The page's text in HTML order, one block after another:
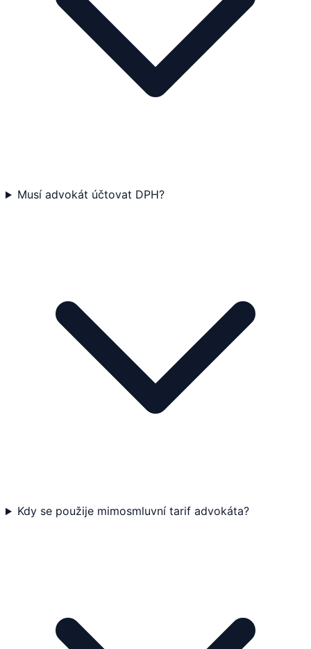
Musí advokát účtovat DPH?
Kdy se použije mimosmluvní tarif advokáta?